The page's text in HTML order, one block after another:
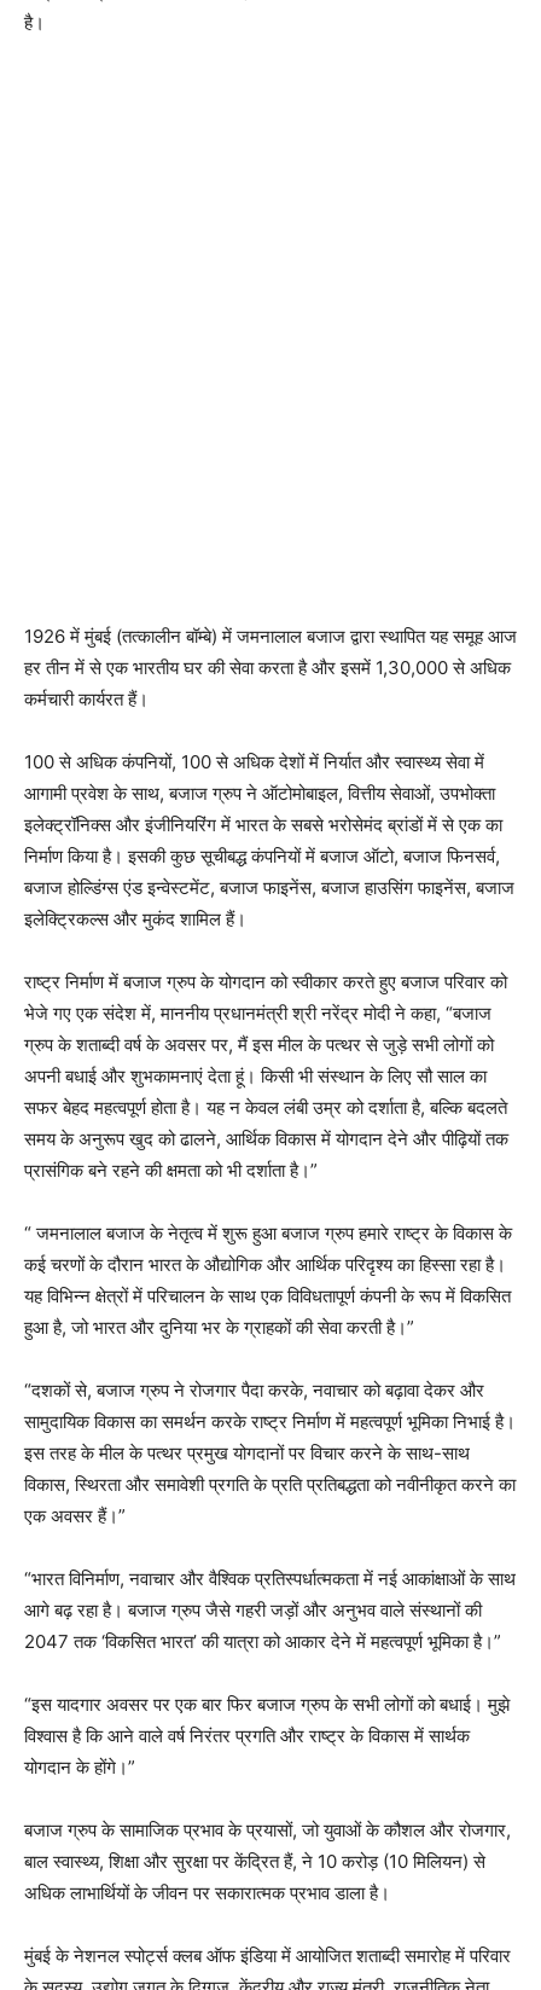
है।
1926 में मुंबई (तत्कालीन बॉम्बे) में जमनालाल बजाज द्वारा स्थापित यह समूह आज
हर तीन में से एक भारतीय घर की सेवा करता है और इसमें 1,30,000 से अधिक
कर्मचारी कार्यरत हैं।
100 से अधिक कंपनियों, 100 से अधिक देशों में निर्यात और स्वास्थ्य सेवा में
आगामी प्रवेश के साथ, बजाज ग्रुप ने ऑटोमोबाइल, वित्तीय सेवाओं, उपभोक्ता
इलेक्ट्रॉनिक्स और इंजीनियरिंग में भारत के सबसे भरोसेमंद ब्रांडों में से एक का
निर्माण किया है। इसकी कुछ सूचीबद्ध कंपनियों में बजाज ऑटो, बजाज फिनसर्व,
बजाज होल्डिंग्स एंड इन्वेस्टमेंट, बजाज फाइनेंस, बजाज हाउसिंग फाइनेंस, बजाज
इलेक्ट्रिकल्स और मुकंद शामिल हैं।
राष्ट्र निर्माण में बजाज ग्रुप के योगदान को स्वीकार करते हुए बजाज परिवार को
भेजे गए एक संदेश में, माननीय प्रधानमंत्री श्री नरेंद्र मोदी ने कहा, “बजाज
ग्रुप के शताब्दी वर्ष के अवसर पर, मैं इस मील के पत्थर से जुड़े सभी लोगों को
अपनी बधाई और शुभकामनाएं देता हूं। किसी भी संस्थान के लिए सौ साल का
सफर बेहद महत्वपूर्ण होता है। यह न केवल लंबी उम्र को दर्शाता है, बल्कि बदलते
समय के अनुरूप खुद को ढालने, आर्थिक विकास में योगदान देने और पीढ़ियों तक
प्रासंगिक बने रहने की क्षमता को भी दर्शाता है।”
“ जमनालाल बजाज के नेतृत्व में शुरू हुआ बजाज ग्रुप हमारे राष्ट्र के विकास के
कई चरणों के दौरान भारत के औद्योगिक और आर्थिक परिदृश्य का हिस्सा रहा है।
यह विभिन्न क्षेत्रों में परिचालन के साथ एक विविधतापूर्ण कंपनी के रूप में विकसित
हुआ है, जो भारत और दुनिया भर के ग्राहकों की सेवा करती है।”
“दशकों से, बजाज ग्रुप ने रोजगार पैदा करके, नवाचार को बढ़ावा देकर और
सामुदायिक विकास का समर्थन करके राष्ट्र निर्माण में महत्वपूर्ण भूमिका निभाई है।
इस तरह के मील के पत्थर प्रमुख योगदानों पर विचार करने के साथ-साथ
विकास, स्थिरता और समावेशी प्रगति के प्रति प्रतिबद्धता को नवीनीकृत करने का
एक अवसर हैं।”
“भारत विनिर्माण, नवाचार और वैश्विक प्रतिस्पर्धात्मकता में नई आकांक्षाओं के साथ
आगे बढ़ रहा है। बजाज ग्रुप जैसे गहरी जड़ों और अनुभव वाले संस्थानों की
2047 तक ‘विकसित भारत’ की यात्रा को आकार देने में महत्वपूर्ण भूमिका है।”
“इस यादगार अवसर पर एक बार फिर बजाज ग्रुप के सभी लोगों को बधाई। मुझे
विश्वास है कि आने वाले वर्ष निरंतर प्रगति और राष्ट्र के विकास में सार्थक
योगदान के होंगे।”
बजाज ग्रुप के सामाजिक प्रभाव के प्रयासों, जो युवाओं के कौशल और रोजगार,
बाल स्वास्थ्य, शिक्षा और सुरक्षा पर केंद्रित हैं, ने 10 करोड़ (10 मिलियन) से
अधिक लाभार्थियों के जीवन पर सकारात्मक प्रभाव डाला है।
मुंबई के नेशनल स्पोर्ट्स क्लब ऑफ इंडिया में आयोजित शताब्दी समारोह में परिवार